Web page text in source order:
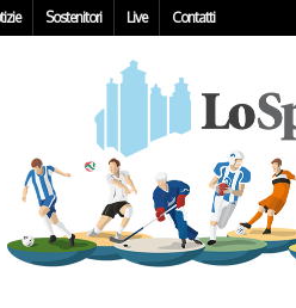
Sostenitori Live Contatti